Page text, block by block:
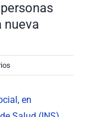
nueva
en